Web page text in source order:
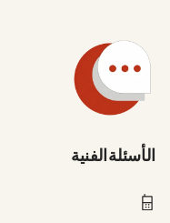
الأسئلة الفنية